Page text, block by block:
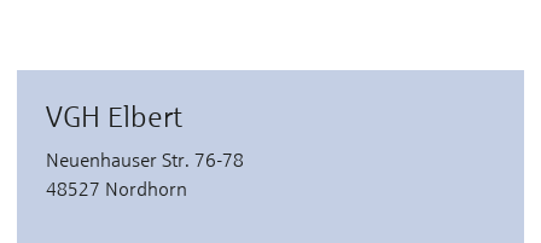
VGH Elbert
Neuenhauser Str. 76-78
48527 Nordhorn